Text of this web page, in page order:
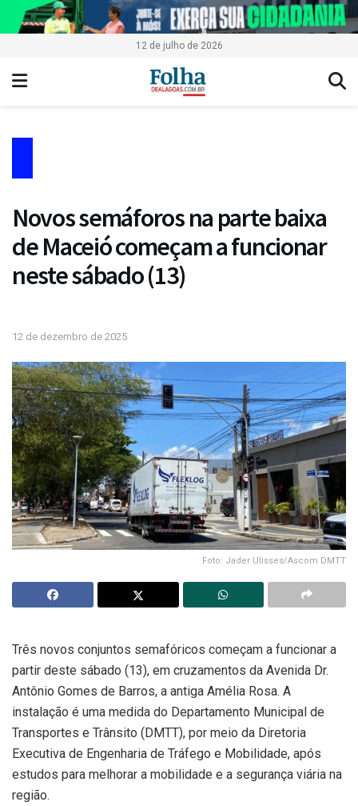
12 de julho de 2026
Novos semáforos na parte baixa
de Maceió começam a funcionar
neste sábado (13)
12 de dezembro de 2025
Foto: Jader Ulisses/Ascom DMTT
Três novos conjuntos semafóricos começam a funcionar a
partir deste sábado (13), em cruzamentos da Avenida Dr.
Antônio Gomes de Barros, a antiga Amélia Rosa. A
instalação é uma medida do Departamento Municipal de
Transportes e Trânsito (DMTT), por meio da Diretoria
Executiva de Engenharia de Tráfego e Mobilidade, após
estudos para melhorar a mobilidade e a segurança viária na
região.